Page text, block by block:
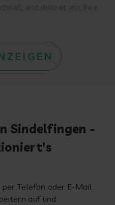
und diskret um Ihre
Sindelfingen -
Telefon oder E-Mail
auf und